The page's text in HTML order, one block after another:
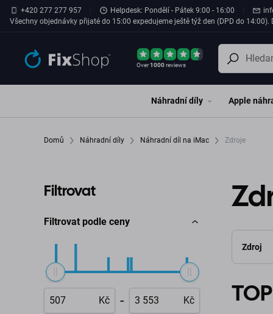
Přeskočit na hlavní obsah
+420 277 277 957 Helpdesk: Pondělí - Pátek 9:00 - 16:00
Všechny objednávky přijaté do 15:00 expedujeme ještě týž den (DPD do 14:00).
Over1000reviews
Náhradní díly Apple
Domů Náhradní díly Náhradní díl na iMac Zdroje
Filtrovat
Filtrovat podle ceny
Kč - Kč
Zdroj